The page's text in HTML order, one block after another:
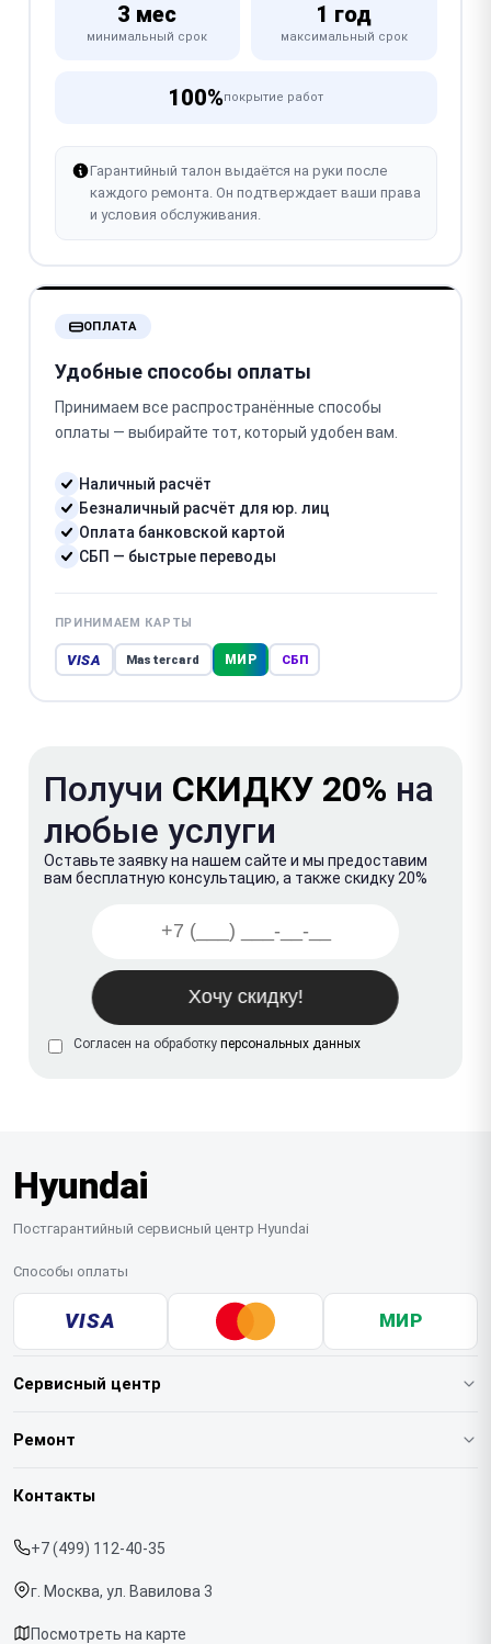
3 мес
минимальный срок
1 год
максимальный срок
100%покрытие работ
Гарантийный талон выдаётся на руки после
каждого ремонта. Он подтверждает ваши права
и условия обслуживания.
ОПЛАТА
Удобные способы оплаты
Принимаем все распространённые способы
оплаты — выбирайте тот, который удобен вам.
Наличный расчёт
Безналичный расчёт для юр. лиц
Оплата банковской картой
СБП — быстрые переводы
ПРИНИМАЕМ КАРТЫ
VISA Mastercard МИР СБП
Получи СКИДКУ 20% на
любые услуги
Оставьте заявку на нашем сайте и мы предоставим
вам бесплатную консультацию, а также скидку 20%
Согласен на обработку персональных данных
Hyundai
Постгарантийный сервисный центр Hyundai
Способы оплаты
VISA МИР
Сервисный центр
О нашем сервисе
Срочный ремонт
Доставка и способы оплаты
Ремонт
Варочных панелей
Контакты
+7 (499) 112-40-35
г. Москва, ул. Вавилова 3
Посмотреть на карте